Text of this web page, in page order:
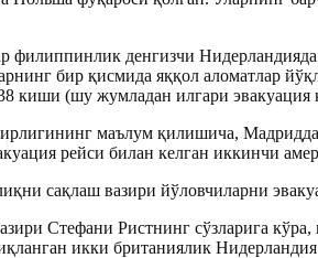
филиппинлик денгизчи
бир қисмида яққол аломатлар
(шу жумладан илгари эвакуация
маълум қилишича,
рейси билан келган иккинчи
сақлаш вазири йўловчиларни
Стефани Ристнинг сўзларига
икки британиялик